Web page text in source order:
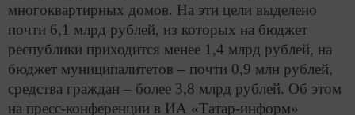
многоквартирных домов. На эти цели выделено
почти 6,1 млрд рублей, из которых на бюджет
республики приходится менее 1,4 млрд рублей, на
бюджет муниципалитетов – почти 0,9 млн рублей,
средства граждан – более 3,8 млрд рублей. Об этом
на пресс-конференции в ИА «Татар-информ»